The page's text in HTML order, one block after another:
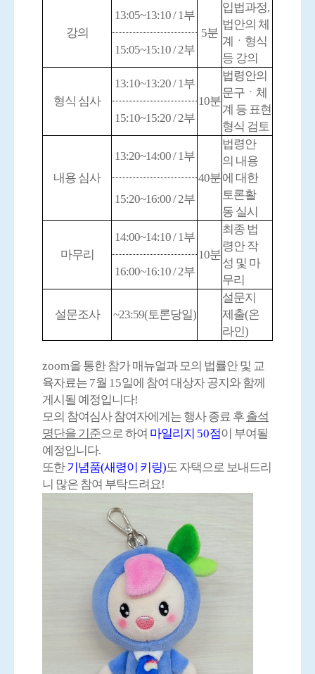
강의
13:05~13:10 / 1부
5분
입법과정,
법안의 체
계ㆍ형식
등 강의
15:05~15:10 / 2부
형식 심사
13:10~13:20 / 1부
10분
법령안의
문구 ㆍ 체
계 등 표현
형식 검토
15:10~15:20 / 2부
내용 심사
13:20~14:00 / 1부
40분
법령안
의 내용
에 대한
토론활
동 실시
15:20~16:00 / 2부
마무리
14:00~14:10 / 1부
10분
최종 법
령안 작
성 및 마
무리
16:00~16:10 / 2부
설문조사 ~23:59(토론당일)
설문지
제출(온
라인)
zoom을 통한 참가 매뉴얼과 모의 법률안 및 교
육자료는 7월 15일에 참여 대상자 공지와 함께
게시될 예정입니다!
모의 참여심사 참여자에게는 행사 종료 후 출석
명단을 기준으로 하여 마일리지 50점이 부여될
예정입니다.
또한기념품(새령이 키링)도 자택으로 보내드리
니 많은 참여 부탁드려요!